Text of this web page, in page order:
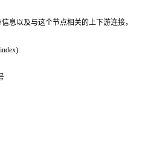
息以及与这个节点相关的上下游连接，
):